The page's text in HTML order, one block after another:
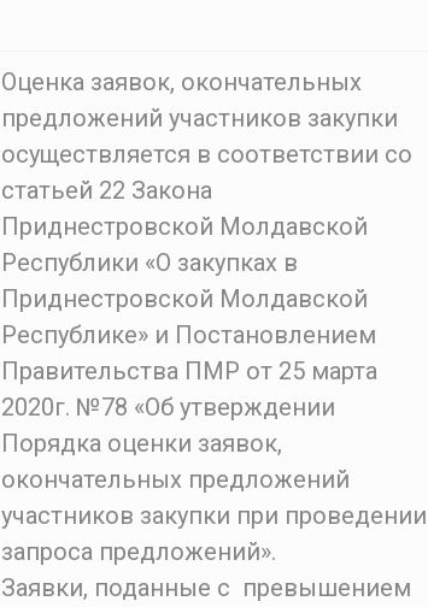
Оценка заявок, окончательных
предложений участников закупки
осуществляется в соответствии со
статьей 22 Закона
Приднестровской Молдавской
Республики «О закупках в
Приднестровской Молдавской
Республике» и Постановлением
Правительства ПМР от 25 марта
2020г. №78 «Об утверждении
Порядка оценки заявок,
окончательных предложений
участников закупки при проведении
запроса предложений».
Заявки, поданные с превышением